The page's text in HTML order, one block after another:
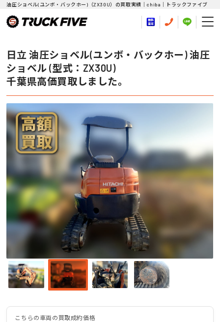
油圧ショベル(ユンボ・バックホー)（ZX30U）の買取実績｜chiba｜トラックファイブ
日立 油圧ショベル(ユンボ・バックホー) 油圧
ショベル (型式：ZX30U)
千葉県高価買取しました。
こちらの車両の買取成約価格